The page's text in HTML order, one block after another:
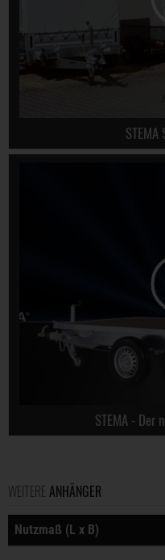
STEMA - Der
WEITERE ANHÄNGER
Nutzmaß (L x B)